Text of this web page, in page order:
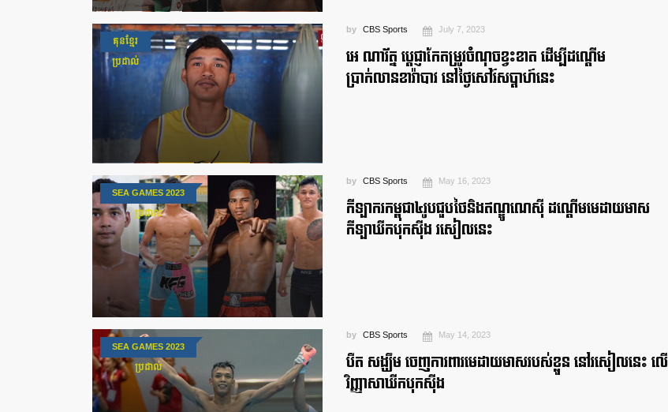
គុនខ្មែរ
ប្រដាល់
by CBS Sports July 7, 2023
អេ ណារ័ត្ន ប្ដេជ្ញាកែតម្រូវចំណុចខ្វះខាត ដើម្បីដណ្ដើម
ប្រាក់លានខារ៉ាបាវ នៅថ្ងៃសៅរ៍សប្ដាហ៍នេះ
SEA GAMES 2023
ប្រដាល់
by CBS Sports May 16, 2023
កីឡាករកម្ពុជា៤រូបជួបថៃនិងឥណ្ឌូណេស៊ី ដណ្ដើមមេដាយមាស
កីឡាឃីកបុកស៊ីង រសៀលនេះ
SEA GAMES 2023
ប្រដាល់
by CBS Sports May 14, 2023
បឺត សង្ឃឹម ចេញការពារមេដាយមាសរបស់ខ្លួន នៅរសៀលនេះ លើ
វិញ្ញាសាឃីកបុកស៊ីង